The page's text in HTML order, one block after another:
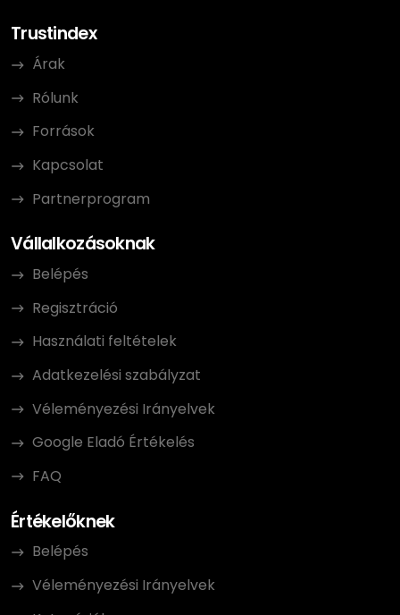
Trustindex
Árak
Rólunk
Források
Kapcsolat
Partnerprogram
Vállalkozásoknak
Belépés
Regisztráció
Használati feltételek
Adatkezelési szabályzat
Véleményezési Irányelvek
Google Eladó Értékelés
FAQ
Értékelőknek
Belépés
Véleményezési Irányelvek